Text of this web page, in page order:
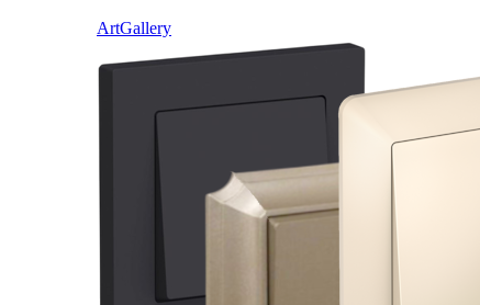
ArtGallery